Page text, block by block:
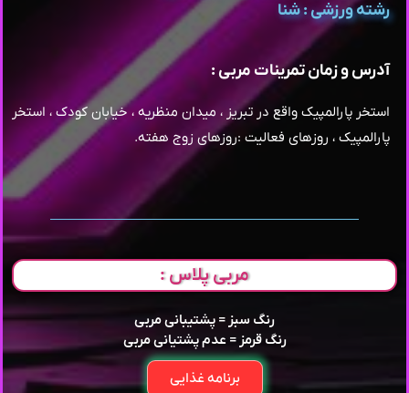
رشته ورزشی : شنا
آدرس و زمان تمرینات مربی :
استخر پارالمپیک واقع در تبریز ، میدان منظریه ، خیابان کودک ، استخر
پارالمپیک ، روزهای فعالیت :روزهای زوج هفته.
مربی پلاس :
رنگ سبز = پشتیبانی مربی
رنگ قرمز = عدم پشتیانی مربی
برنامه غذایی